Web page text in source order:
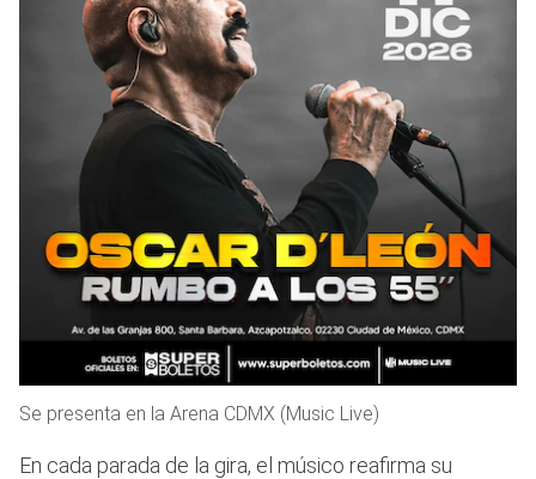
Se presenta en la Arena CDMX (Music Live)
En cada parada de la gira, el músico reafirma su